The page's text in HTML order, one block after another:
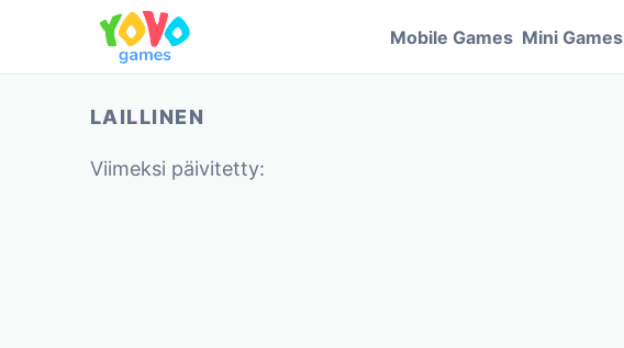
Mobile Games Mini Games
LAILLINEN
Viimeksi päivitetty: